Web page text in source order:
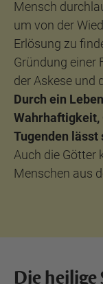
Mensch
um von der
Erlösung zu
Gründung einer
der Askese und
Durch ein
Wahrhaftigkeit,
Tugenden lässt
Auch die Götter
Menschen aus
Die heilige